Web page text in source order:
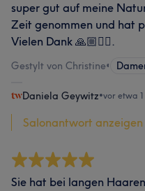
super gut auf meine
Zeit genommen und hat
Vielen Dank 🙏🏼🙂‍↕️.
Gestylt von Christine•
Daniela Geywitz•vor etwa
Salonantwort anzeigen
Sie hat bei langen